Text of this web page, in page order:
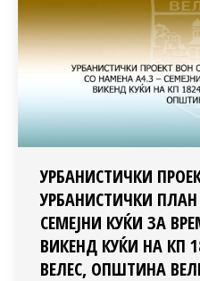
УРБАНИСТИЧКИ
УРБАНИСТИЧКИ
СЕМЕЈНИ КУЌИ ЗА
ВИКЕНД КУЌИ НА КП
ВЕЛЕС, ОПШТИНА